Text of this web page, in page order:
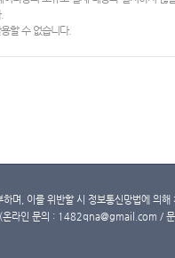
할 수 없습니다.
며, 이를 위반할 시 정보통신망법에 의
온라인 문의 : 1482qna@gmail.com /